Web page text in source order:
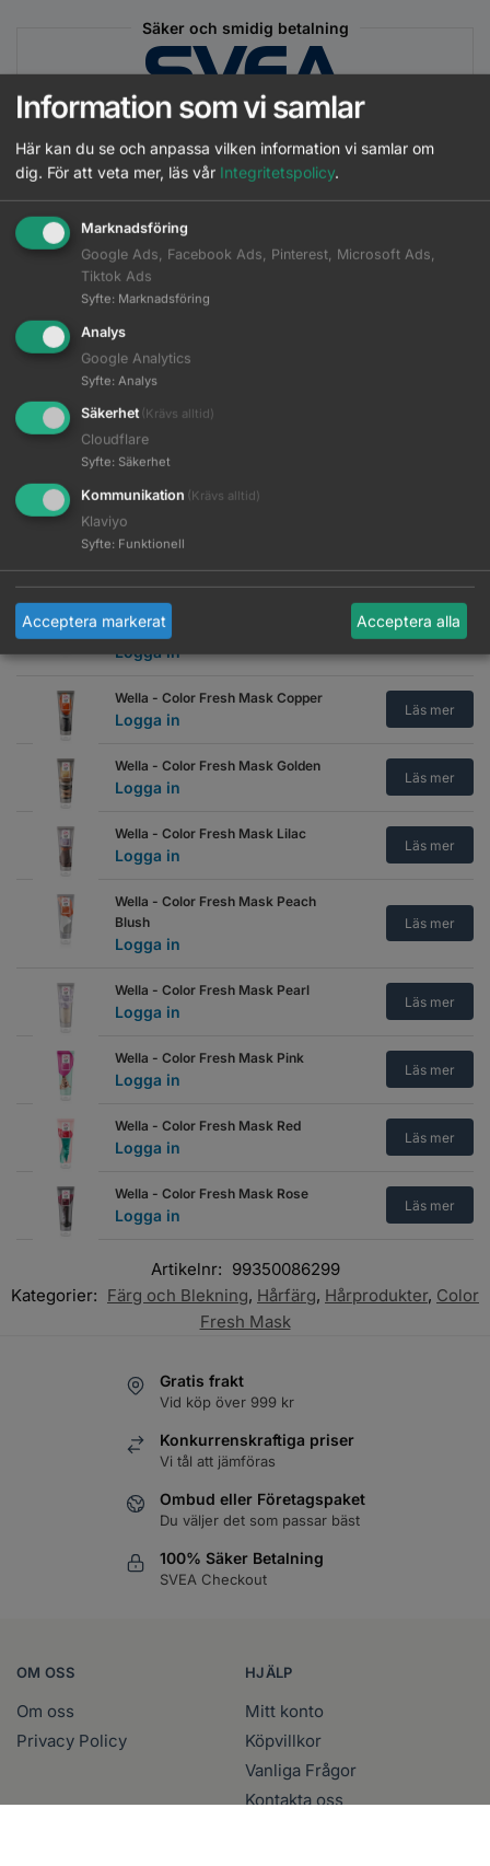
Säker och smidig betalning
Matchande Produkter
Beskrivning
Ytterligare information
Wella - Color Fresh Mask Blue
Logga in
Wella - Color Fresh Mask Chocolate
Wella - Color Fresh Mask Cool
Espresso
Logga in
Läs mer
Wella - Color Fresh Mask Copper
Logga in
Läs mer
Wella - Color Fresh Mask Golden
Logga in
Läs mer
Wella - Color Fresh Mask Lilac
Logga in
Läs mer
Wella - Color Fresh Mask Peach
Blush
Logga in
Läs mer
Wella - Color Fresh Mask Pearl
Logga in
Läs mer
Wella - Color Fresh Mask Pink
Logga in
Läs mer
Wella - Color Fresh Mask Red
Logga in
Läs mer
Wella - Color Fresh Mask Rose
Logga in
Läs mer
Artikelnr: 99350086299
Kategorier: Färg och Blekning, Hårfärg, Hårprodukter, Color
Fresh Mask
Gratis frakt
Vid köp över 999 kr
Konkurrenskraftiga priser
Vi tål att jämföras
Ombud eller Företagspaket
Du väljer det som passar bäst
100% Säker Betalning
SVEA Checkout
OM OSS
Om oss
Privacy Policy
HJÄLP
Mitt konto
Köpvillkor
Vanliga Frågor
Kontakta oss
Information som vi samlar
Här kan du se och anpassa vilken information vi samlar om
dig. För att veta mer, läs vår Integritetspolicy.
Marknadsföring
Google Ads, Facebook Ads, Pinterest, Microsoft Ads,
Tiktok Ads
Syfte: Marknadsföring
Analys
Google Analytics
Syfte: Analys
Säkerhet (Krävs alltid)
Cloudflare
Syfte: Säkerhet
Kommunikation (Krävs alltid)
Klaviyo
Syfte: Funktionell
Acceptera markerat Acceptera alla